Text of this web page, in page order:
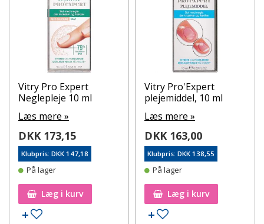
Vitry Pro Expert
Neglepleje 10 ml
Læs mere »
DKK 173,15
Klubpris: DKK 147,18
På lager
Læg i kurv
Tilføj til ønskeseddel
Vitry Pro'Expert
plejemiddel, 10 ml
Læs mere »
DKK 163,00
Klubpris: DKK 138,55
På lager
Læg i kurv
Tilføj til ønskeseddel